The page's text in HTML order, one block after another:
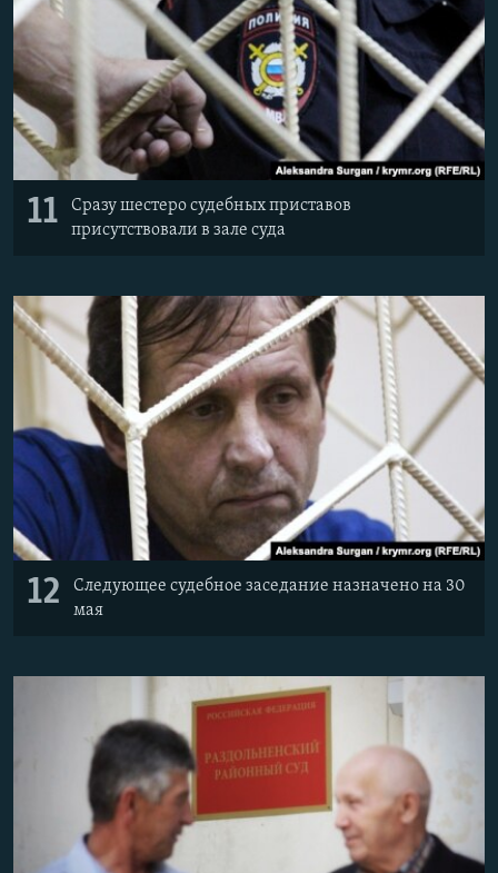
11
Сразу шестеро судебных приставов
присутствовали в зале суда
12
Следующее судебное заседание назначено на 30
мая